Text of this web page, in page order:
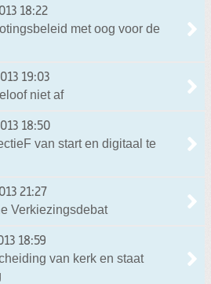
18:22
met oog voor de
19:03
niet af
18:50
van start en digitaal te
21:27
Verkiezingsdebat
18:59
van kerk en staat